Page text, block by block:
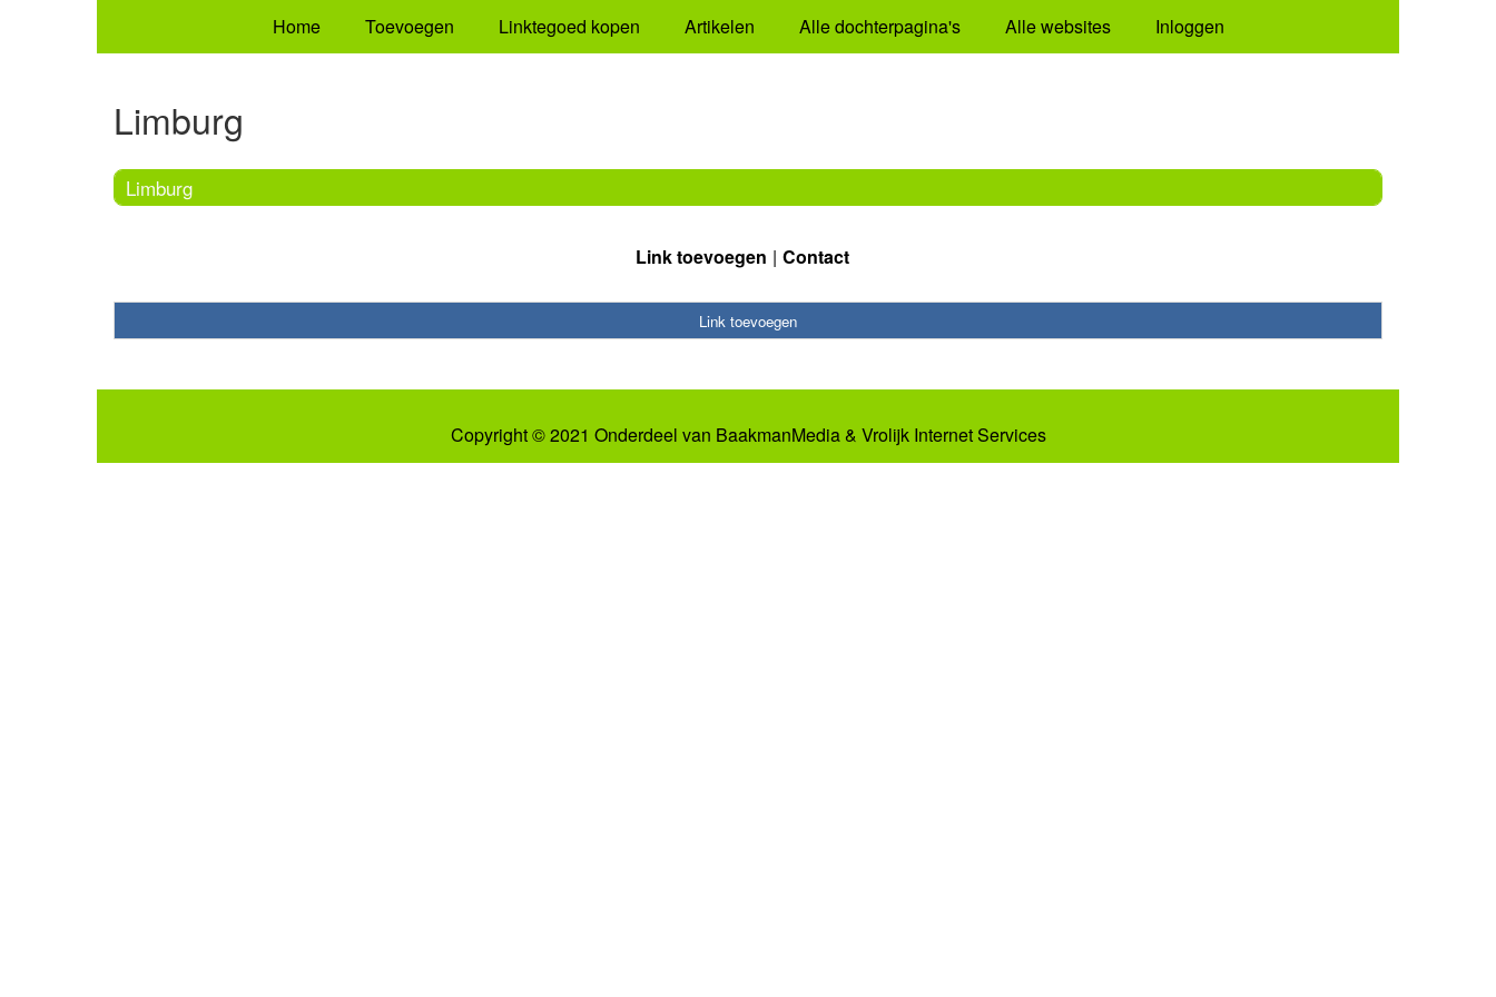
Home Toevoegen Linktegoed kopen Artikelen Alle dochterpagina's Alle websites Inloggen
Limburg
Limburg
Link toevoegen Contact
Link toevoegen
Copyright © 2021 Onderdeel van BaakmanMedia& Vrolijk Internet Services